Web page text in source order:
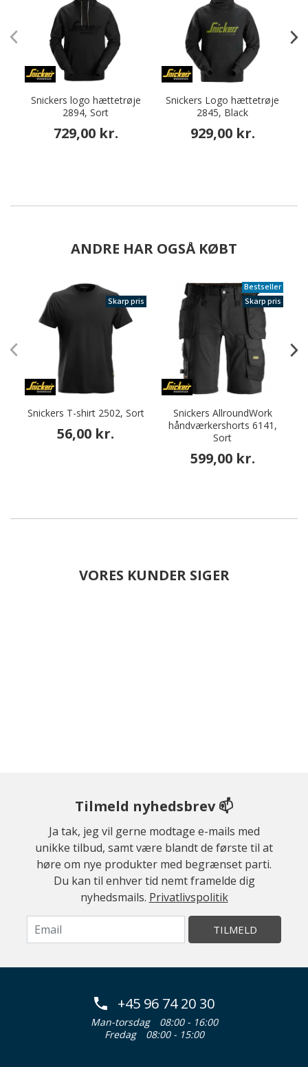
Snickers logo hættetrøje
2894, Sort
729,00 kr.
Snickers Logo hættetrøje
2845, Black
929,00 kr.
ANDRE HAR OGSÅ KØBT
Skarp pris
Snickers T-shirt 2502, Sort
56,00 kr.
Bestseller
Skarp pris
Snickers AllroundWork
håndværkershorts 6141,
Sort
599,00 kr.
VORES KUNDER SIGER
Tilmeld nyhedsbrev 📫
Ja tak, jeg vil gerne modtage e-mails med
unikke tilbud, samt være blandt de første til at
høre om nye produkter med begrænset parti.
Du kan til enhver tid nemt framelde dig
nyhedsmails. Privatlivspolitik
TILMELD
+45 96 74 20 30
Man-torsdag
08:00 - 16:00
Fredag
08:00 - 15:00